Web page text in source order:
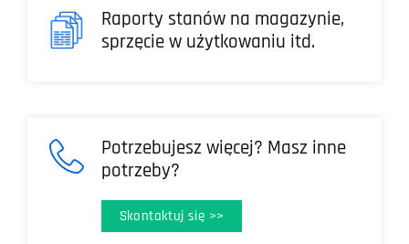
Raporty stanów na magazynie,
sprzęcie w użytkowaniu itd.
Potrzebujesz więcej? Masz inne
potrzeby?
Skontaktuj się >>